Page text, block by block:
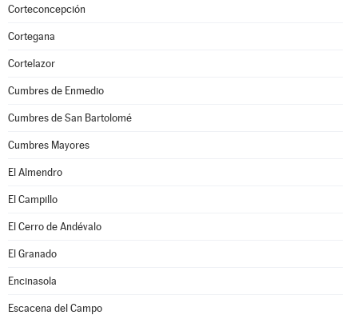
Corteconcepción
Cortegana
Cortelazor
Cumbres de Enmedio
Cumbres de San Bartolomé
Cumbres Mayores
El Almendro
El Campillo
El Cerro de Andévalo
El Granado
Encinasola
Escacena del Campo